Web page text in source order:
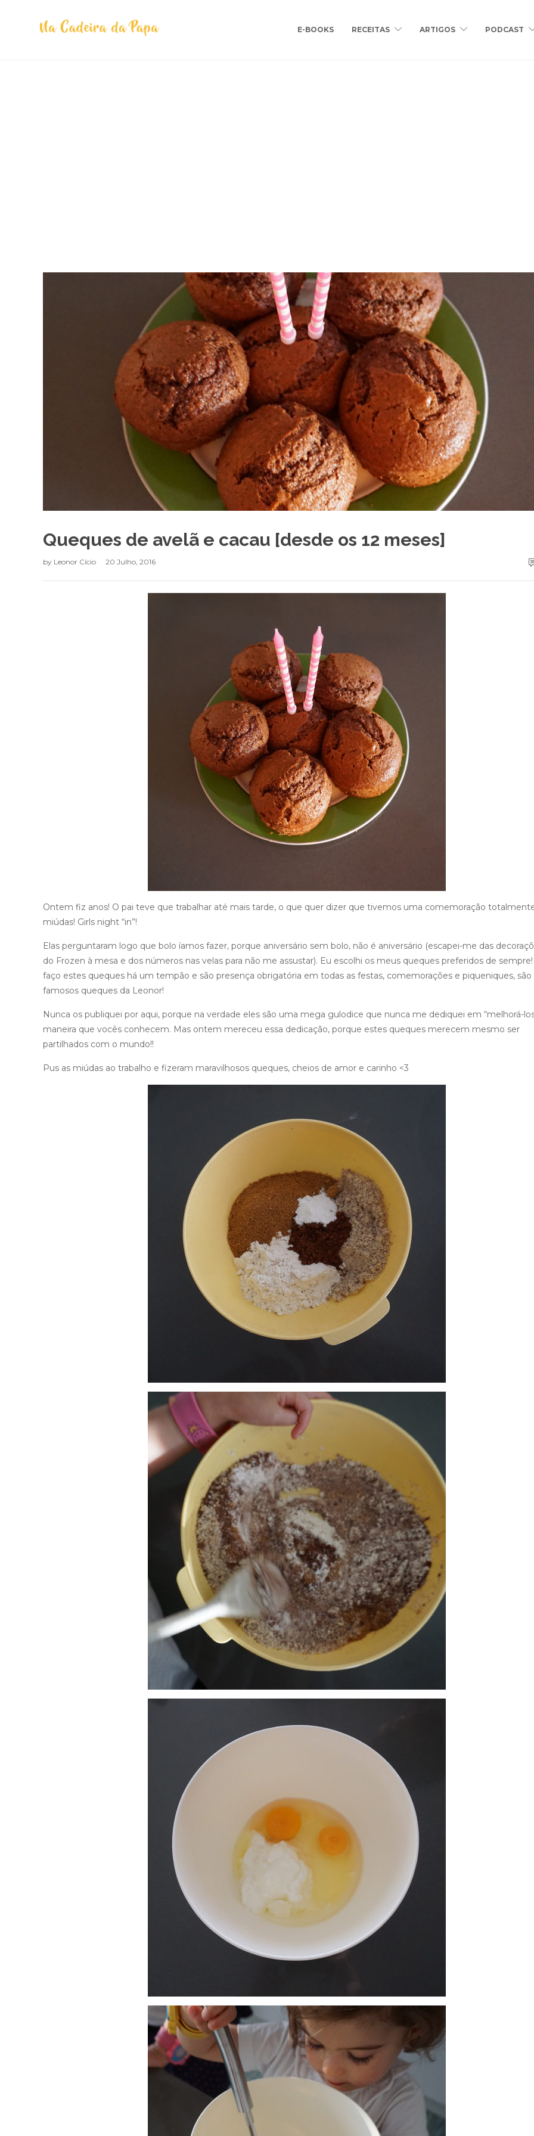
E-BOOKS RECEITAS ARTIGOS PODCAST
Queques de avelã e cacau [desde os 12 meses]
by Leonor Cício 20 Julho, 2016
Ontem fiz anos! O pai teve que trabalhar até mais tarde, o que quer dizer que tivemos uma comemoração
miúdas! Girls night “in”!
Elas perguntaram logo que bolo íamos fazer, porque aniversário sem bolo, não é aniversário (escapei-me das
do Frozen à mesa e dos números nas velas para não me assustar). Eu escolhi os meus queques preferidos de sempre!
faço estes queques há um tempão e são presença obrigatória em todas as festas, comemorações e piqueniques, são
famosos queques da Leonor!
Nunca os publiquei por aqui, porque na verdade eles são uma mega gulodice que nunca me dediquei em “melhorá-
maneira que vocês conhecem. Mas ontem mereceu essa dedicação, porque estes queques merecem mesmo ser
partilhados com o mundo!!
Pus as miúdas ao trabalho e fizeram maravilhosos queques, cheios de amor e carinho <3